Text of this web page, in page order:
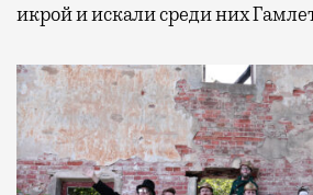
икрой и искали среди них